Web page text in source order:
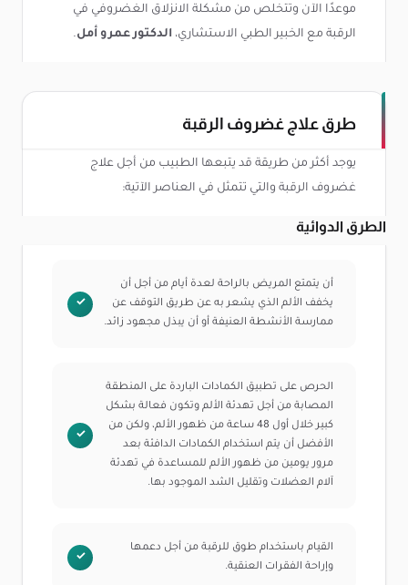
موعدًا الآن وتتخلص من مشكلة الانزلاق الغضروفي في
الرقبة مع الخبير الطبي الاستشاري، الدكتور عمرو أمل.
طرق علاج غضروف الرقبة
يوجد أكثر من طريقة قد يتبعها الطبيب من أجل علاج
غضروف الرقبة والتي تتمثل في العناصر الآتية:
الطرق الدوائية
أن يتمتع المريض بالراحة لعدة أيام من أجل أن
يخفف الألم الذي يشعر به عن طريق التوقف عن
ممارسة الأنشطة العنيفة أو أن يبذل مجهود زائد.
الحرص على تطبيق الكمادات الباردة على المنطقة
المصابة من أجل تهدئة الألم وتكون فعالة بشكل
كبير خلال أول 48 ساعة من ظهور الألم، ولكن من
الأفضل أن يتم استخدام الكمادات الدافئة بعد
مرور يومين من ظهور الألم للمساعدة في تهدئة
آلام العضلات وتقليل الشد الموجود بها.
القيام باستخدام طوق للرقبة من أجل دعمها
وإراحة الفقرات العنقية.